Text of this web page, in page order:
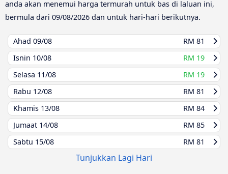
anda akan menemui harga termurah untuk bas di laluan ini,
bermula dari 09/08/2026 dan untuk hari-hari berikutnya.
Ahad 09/08
RM 81
Isnin 10/08
RM 19
Selasa 11/08
RM 19
Rabu 12/08
RM 81
Khamis 13/08
RM 84
Jumaat 14/08
RM 85
Sabtu 15/08 RM 81
Tunjukkan Lagi Hari